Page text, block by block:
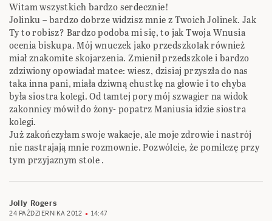
Witam wszystkich bardzo serdecznie!
Jolinku – bardzo dobrze widzisz mnie z Twoich Jolinek. Jak
Ty to robisz? Bardzo podoba mi się, to jak Twoja Wnusia
ocenia biskupa. Mój wnuczek jako przedszkolak również
miał znakomite skojarzenia. Zmienił przedszkole i bardzo
zdziwiony opowiadał matce: wiesz, dzisiaj przyszła do nas
taka inna pani, miała dziwną chustkę na głowie i to chyba
była siostra kolegi. Od tamtej pory mój szwagier na widok
zakonnicy mówił do żony- popatrz Maniusia idzie siostra
kolegi.
Już zakończyłam swoje wakacje, ale moje zdrowie i nastrój
nie nastrajają mnie rozmownie. Pozwólcie, że pomilczę przy
tym przyjaznym stole .
Jolly Rogers
24 PAŹDZIERNIKA 2012 14:47